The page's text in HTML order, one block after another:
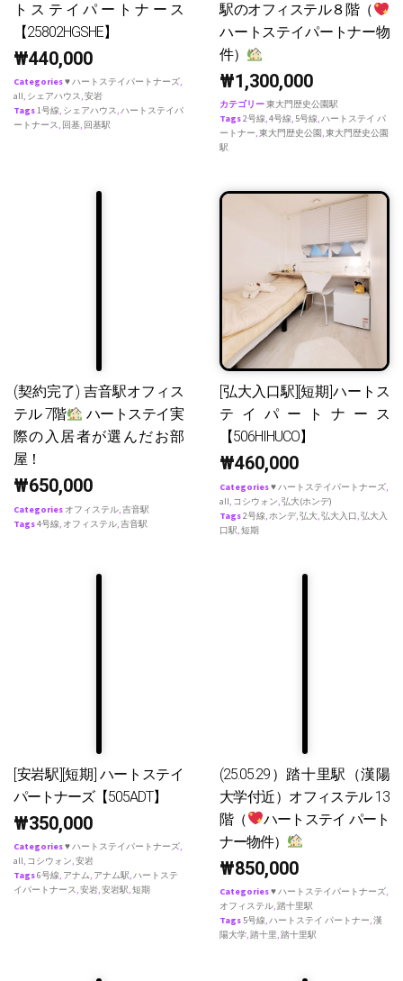
トステイパートナース
【25802HGSHE】
₩440,000
Categories♥ ハートステイパートナーズ,
all, シェアハウス,安岩
Tags1号線, シェアハウス,ハートステイパ
ートナース, 回基, 回基駅
駅のオフィステル８階（
ハートステイパートナー物
件）
₩1,300,000
カテゴリー東大門歴史公園駅
Tags2号線,4号線, 5号線,ハートステイ パ
ートナー,東大門歴史公園 ,東大門歴史公園
駅
(契約完了) 吉音駅オフィス
テル 7階
ハートステイ実
際の入居者が選んだお部
屋！
₩650,000
Categories オフィステル,吉音駅
Tags4号線, オフィステル,吉音駅
[弘大入口駅][短期]ハートス
テイパートナース
【506HIHUCO】
₩460,000
Categories♥ ハートステイパートナーズ,
all, コシウォン,弘大(ホンデ)
Tags2号線,ホンデ,弘大,弘大入口,弘大入
口駅,短期
[安岩駅][短期] ハートステイ
パートナーズ【505ADT】
₩350,000
Categories♥ ハートステイパートナーズ,
all, コシウォン,安岩
Tags6号線, アナム, アナム駅,ハートステ
イパートナース,安岩,安岩駅,短期
(25.05.29）踏十里駅（漢陽
大学付近）オフィステル 13
階（
ハートステイ パート
ナー物件）
₩850,000
Categories♥ ハートステイパートナーズ,
オフィステル,踏十里駅
Tags 5号線,ハートステイ パートナー,漢
陽大学,踏十里,踏十里駅